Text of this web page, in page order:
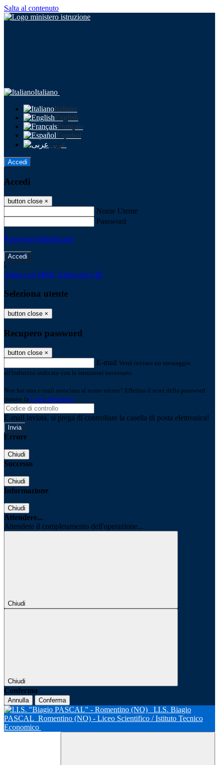
Salta al contenuto
Italiano
Italiano
English
Français
Español
عربى
Accedi
Accedi
button close ×
Nome Utente
Password
Password dimenticata?
-
Entra con SPID Entra con CIE
Seleziona utente
button close ×
Recupero password
button close ×
E-mail Verrà inviato un messaggio
all'indirizzo indicato con le istruzioni necessarie.
Non hai una e-mail associata al nome utente? Effettua il reset della password
tramite la Login Spaggiari
E-mail inviata, si prega di controllare la casella di posta elettronica!
Errore
Chiudi
Successo
Chiudi
Informazione
Chiudi
Attendere...
Attendere il completamento dell'operazione...
Chiudi
Chiudi
Conferma
Annulla Conferma
I.I.S. Biagio
PASCAL Romentino (NO) - Liceo Scientifico / Istituto Tecnico
Economico